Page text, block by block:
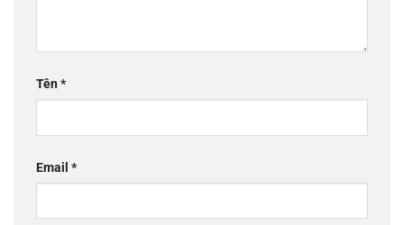
Tên*
Email *